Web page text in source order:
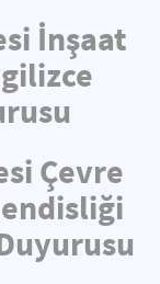
İnşaat
Çevre